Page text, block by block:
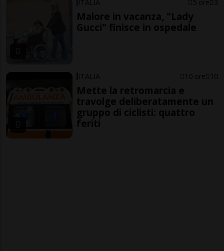
ITALIA 5 ore 3
Malore in vacanza, "Lady
Gucci" finisce in ospedale
ITALIA 10 ore 10
Mette la retromarcia e
travolge deliberatamente un
gruppo di ciclisti: quattro
feriti